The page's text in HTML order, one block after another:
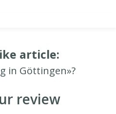
article:
in Göttingen»?
review